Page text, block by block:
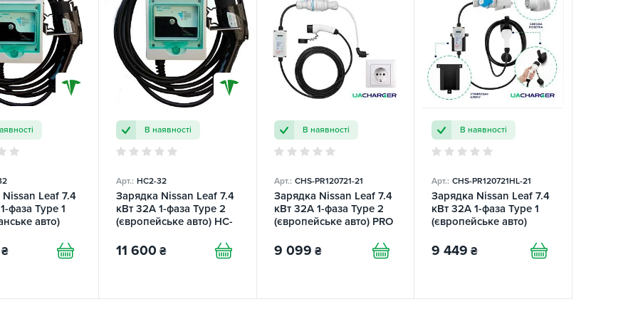
Leaf 7.4
фаза Type 1
авто)
₴
В наявності
Арт.: НC2-32
Зарядка Nissan Leaf 7.4
кВт 32A 1-фаза Type 2
(європейське авто) HC-
11 600 ₴
В наявності
Арт.: СHS-PR120721-21
Зарядка Nissan Leaf 7.4
кВт 32А 1-фаза Type 2
(європейське авто) PRO
9 099 ₴
В наявності
Арт.: СHS-PR120721HL-21
Зарядка Nissan Leaf 7.4
кВт 32А 1-фаза Type 1
(європейське авто)
9 449 ₴